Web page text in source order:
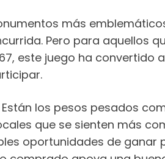
más
Pero para aquellos
este juego ha convertido
los pesos pesados
que se sienten más
oportunidades de ganar